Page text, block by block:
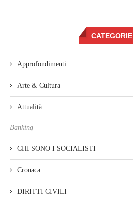
CATEGORIE
Approfondimenti
Arte & Cultura
Attualità
Banking
CHI SONO I SOCIALISTI
Cronaca
DIRITTI CIVILI